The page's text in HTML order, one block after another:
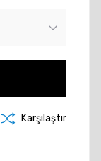
Karşılaştır